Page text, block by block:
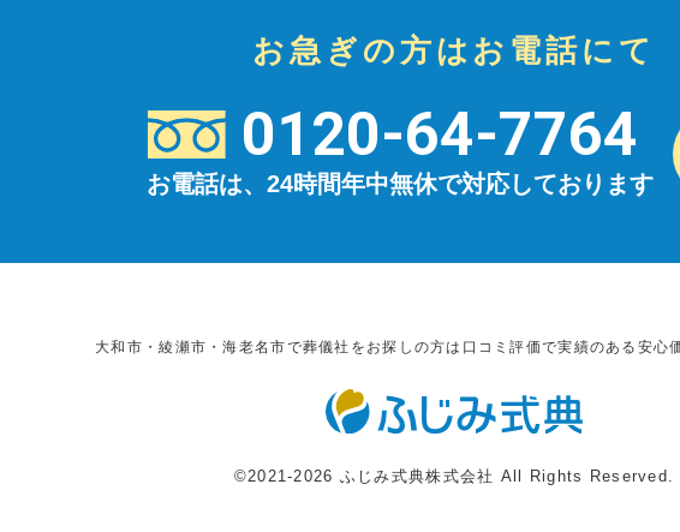
お急ぎの方はお電話にて
0120-64-7764
お電話は、24時間年中無休で対応しております
大和市・綾瀬市・海老名市で葬儀社をお探しの方は口コミ評価で実績のある安心
©2021-2026 ふじみ式典株式会社 All Rights Reserved.